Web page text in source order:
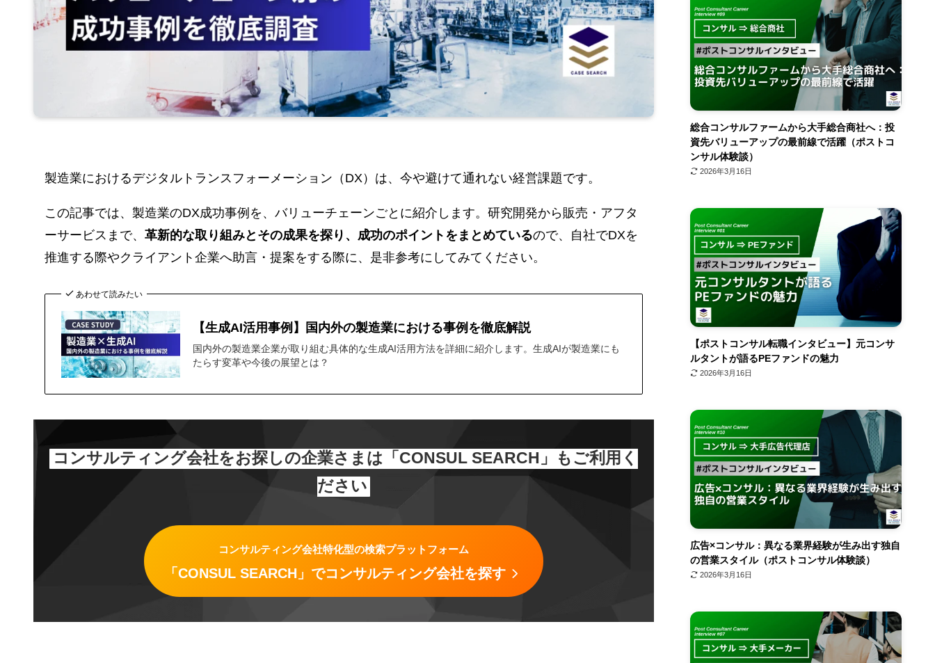
製造業におけるデジタルトランスフォーメーション（DX）は、今や避けて通れない経営課題です。
この記事では、製造業のDX成功事例を、バリューチェーンごとに紹介します。研究開発から販売・アフタ
ーサービスまで、 革新的な取り組みとその成果を探り、成功のポイントをまとめているので、自社でDXを
推進する際やクライアント企業へ助言・提案をする際に、是非参考にしてみてください。
あわせて読みたい
【生成AI活用事例】国内外の製造業における事例を徹底解説
国内外の製造業企業が取り組む具体的な生成AI活用方法を詳細に紹介します。生成AIが製造業にも
たらす変革や今後の展望とは？
コンサルティング会社をお探しの企業さまは「CONSUL SEARCH」もご利用く
ださい
コンサルティング会社特化型の検索プラットフォーム
「CONSUL SEARCH」でコンサルティング会社を探す
総合コンサルファームから大手総合商社へ：投
資先バリューアップの最前線で活躍（ポストコ
ンサル体験談）
2026年3月16日
【ポストコンサル転職インタビュー】元コンサ
ルタントが語るPEファンドの魅力
2026年3月16日
広告×コンサル：異なる業界経験が生み出す独自
の営業スタイル（ポストコンサル体験談）
2026年3月16日